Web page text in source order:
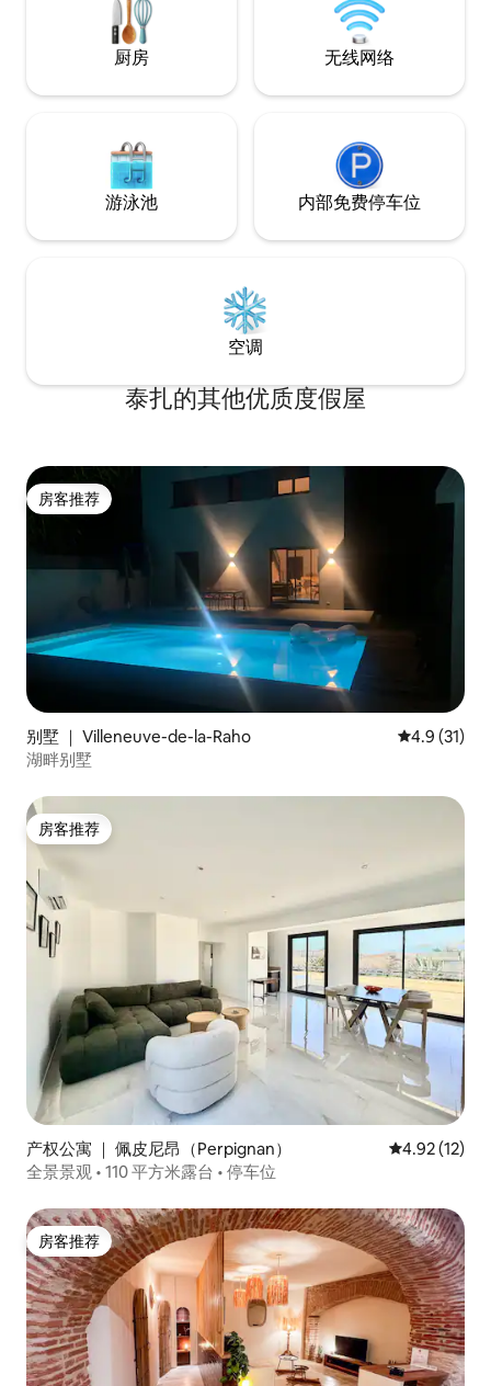
设有安全的私人泳池。 附近有商店和活
动，安静的住宅区。
厨房 无线网络
游泳池 内部免费停车位
空调
泰扎的其他优质度假屋
房客推荐
房客推荐
别墅 ｜ Villeneuve-de-la-Raho 平均评分
4.9 (31)
湖畔别墅
房客推荐
房客推荐
产权公寓 ｜ 佩皮尼昂（Perpignan） 平均评分
4.92 (12)
全景景观 • 110 平方米露台 • 停车位
房客推荐
房客推荐